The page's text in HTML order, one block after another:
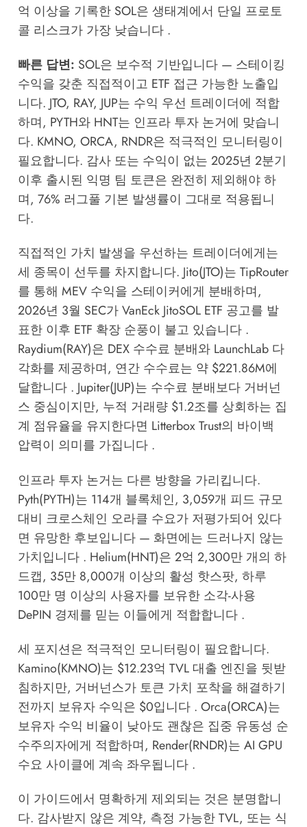
억 이상을 기록한 SOL은 생태계에서 단일 프로토
콜 리스크가 가장 낮습니다 .
빠른 답변: SOL은 보수적 기반입니다 — 스테이킹
수익을 갖춘 직접적이고 ETF 접근 가능한 노출입
니다. JTO, RAY, JUP는 수익 우선 트레이더에 적합
하며, PYTH와 HNT는 인프라 투자 논거에 맞습니
다. KMNO, ORCA, RNDR은 적극적인 모니터링이
필요합니다. 감사 또는 수익이 없는 2025년 2분기
이후 출시된 익명 팀 토큰은 완전히 제외해야 하
며, 76% 러그풀 기본 발생률이 그대로 적용됩니
다.
직접적인 가치 발생을 우선하는 트레이더에게는
세 종목이 선두를 차지합니다. Jito(JTO)는 TipRouter
를 통해 MEV 수익을 스테이커에게 분배하며,
2026년 3월 SEC가 VanEck JitoSOL ETF 공고를 발
표한 이후 ETF 확장 순풍이 불고 있습니다 .
Raydium(RAY)은 DEX 수수료 분배와 LaunchLab 다
각화를 제공하며, 연간 수수료는 약 $221.86M에
달합니다 . Jupiter(JUP)는 수수료 분배보다 거버넌
스 중심이지만, 누적 거래량 $1.2조를 상회하는 집
계 점유율을 유지한다면 Litterbox Trust의 바이백
압력이 의미를 가집니다 .
인프라 투자 논거는 다른 방향을 가리킵니다.
Pyth(PYTH)는 114개 블록체인, 3,059개 피드 규모
대비 크로스체인 오라클 수요가 저평가되어 있다
면 유망한 후보입니다 — 화면에는 드러나지 않는
가치입니다 . Helium(HNT)은 2억 2,300만 개의 하
드캡, 35만 8,000개 이상의 활성 핫스팟, 하루
100만 명 이상의 사용자를 보유한 소각-사용
DePIN 경제를 믿는 이들에게 적합합니다 .
세 포지션은 적극적인 모니터링이 필요합니다.
Kamino(KMNO)는 $12.23억 TVL 대출 엔진을 뒷받
침하지만, 거버넌스가 토큰 가치 포착을 해결하기
전까지 보유자 수익은 $0입니다 . Orca(ORCA)는
보유자 수익 비율이 낮아도 괜찮은 집중 유동성 순
수주의자에게 적합하며, Render(RNDR)는 AI GPU
수요 사이클에 계속 좌우됩니다 .
이 가이드에서 명확하게 제외되는 것은 분명합니
다. 감사받지 않은 계약, 측정 가능한 TVL, 또는 식